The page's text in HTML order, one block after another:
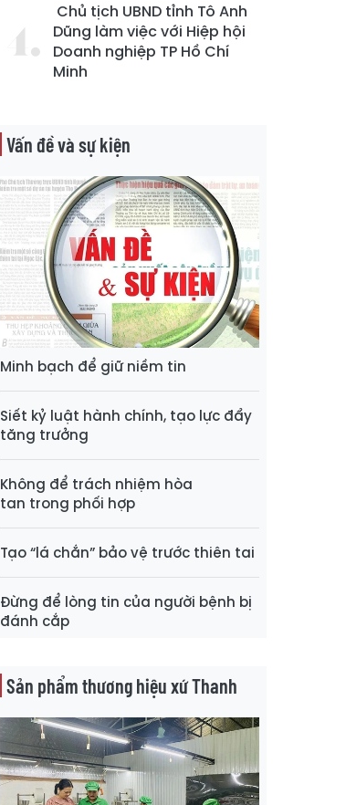
Chủ tịch UBND tỉnh Tô Anh
Dũng làm việc với Hiệp hội
Doanh nghiệp TP Hồ Chí
Minh
Vấn đề và sự kiện
Minh bạch để giữ niềm tin
Siết kỷ luật hành chính, tạo lực đẩy
tăng trưởng
Không để trách nhiệm hòa
tan trong phối hợp
Tạo “lá chắn” bảo vệ trước thiên tai
Đừng để lòng tin của người bệnh bị
đánh cắp
Sản phẩm thương hiệu xứ Thanh